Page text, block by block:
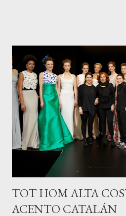
está extendida en más de 40
italiano lució esta impresionante
fiesta que el mánager Guy Oseary
Ángeles una vez finalizada la
estatuillas doradas. Madonna ha
haciéndose un "selfie" tipo de
panaroma de las instantáneas.
TOT HOM ALTA
ACENTO CATALÁN